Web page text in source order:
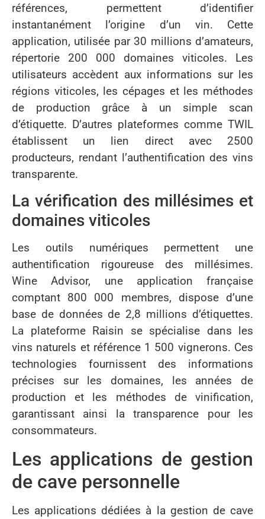
références, permettent d’identifier
instantanément l’origine d’un vin. Cette
application, utilisée par 30 millions d’amateurs,
répertorie 200 000 domaines viticoles. Les
utilisateurs accèdent aux informations sur les
régions viticoles, les cépages et les méthodes
de production grâce à un simple scan
d’étiquette. D’autres plateformes comme TWIL
établissent un lien direct avec 2500
producteurs, rendant l’authentification des vins
transparente.
La vérification des millésimes et
domaines viticoles
Les outils numériques permettent une
authentification rigoureuse des millésimes.
Wine Advisor, une application française
comptant 800 000 membres, dispose d’une
base de données de 2,8 millions d’étiquettes.
La plateforme Raisin se spécialise dans les
vins naturels et référence 1 500 vignerons. Ces
technologies fournissent des informations
précises sur les domaines, les années de
production et les méthodes de vinification,
garantissant ainsi la transparence pour les
consommateurs.
Les applications de gestion
de cave personnelle
Les applications dédiées à la gestion de cave